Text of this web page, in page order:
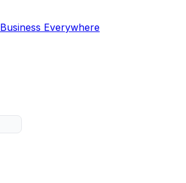
Business Everywhere